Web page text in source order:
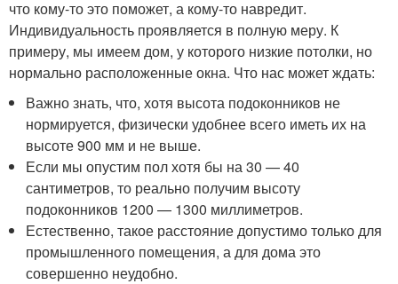
что кому-то это поможет, а кому-то навредит.
Индивидуальность проявляется в полную меру. К
примеру, мы имеем дом, у которого низкие потолки, но
нормально расположенные окна. Что нас может ждать:
Важно знать, что, хотя высота подоконников не
нормируется, физически удобнее всего иметь их на
высоте 900 мм и не выше.
Если мы опустим пол хотя бы на 30 — 40
сантиметров, то реально получим высоту
подоконников 1200 — 1300 миллиметров.
Естественно, такое расстояние допустимо только для
промышленного помещения, а для дома это
совершенно неудобно.